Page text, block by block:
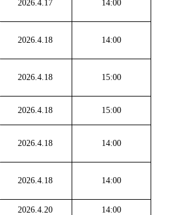
2026.4.17 14:00
2026.4.18 14:00
2026.4.18 15:00
2026.4.18 15:00
2026.4.18 14:00
2026.4.18 14:00
2026.4.20 14:00